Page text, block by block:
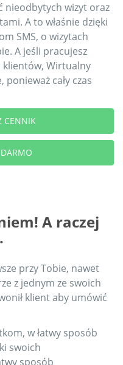
nieodbytych wizyt oraz
A to właśnie dzięki
SMS, o wizytach
A jeśli pracujesz
klientów, Wirtualny
cały czas
CENNIK
A raczej
przy Tobie, nawet
z jednym ze swoich
klient aby umówić
w łatwy sposób
swoich
sposób